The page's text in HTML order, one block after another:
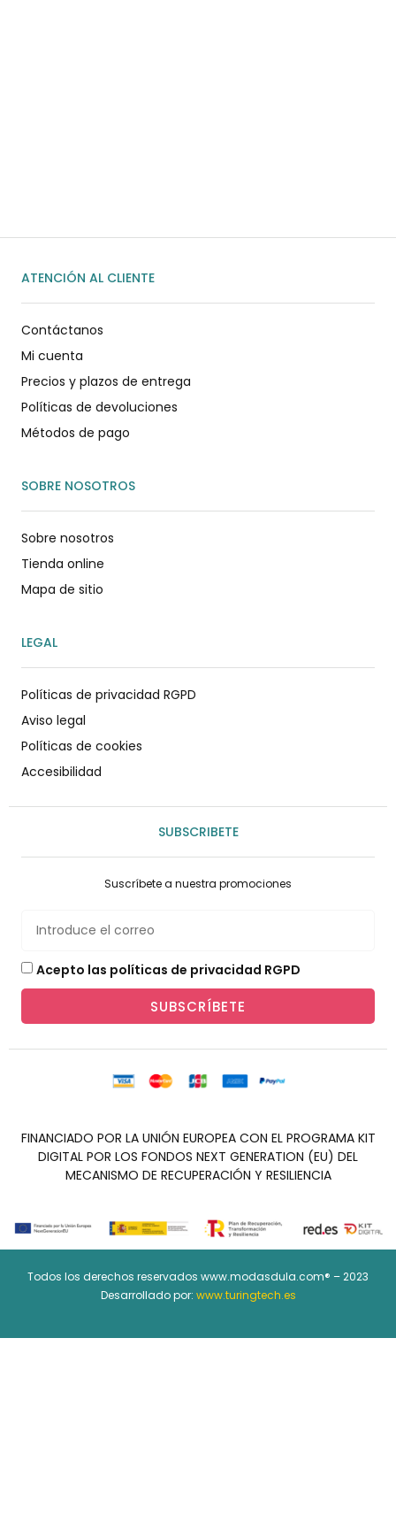
ATENCIÓN AL CLIENTE
Contáctanos
Mi cuenta
Precios y plazos de entrega
Políticas de devoluciones
Métodos de pago
SOBRE NOSOTROS
Sobre nosotros
Tienda online
Mapa de sitio
LEGAL
Políticas de privacidad RGPD
Aviso legal
Políticas de cookies
Accesibilidad
SUBSCRIBETE
Suscríbete a nuestra promociones
Acepto las políticas de privacidad RGPD
SUBSCRÍBETE
FINANCIADO POR LA UNIÓN EUROPEA CON EL PROGRAMA KIT
DIGITAL POR LOS FONDOS NEXT GENERATION (EU) DEL
MECANISMO DE RECUPERACIÓN Y RESILIENCIA
Todos los derechos reservados www.modasdula.com® – 2023
Desarrollado por: www.turingtech.es